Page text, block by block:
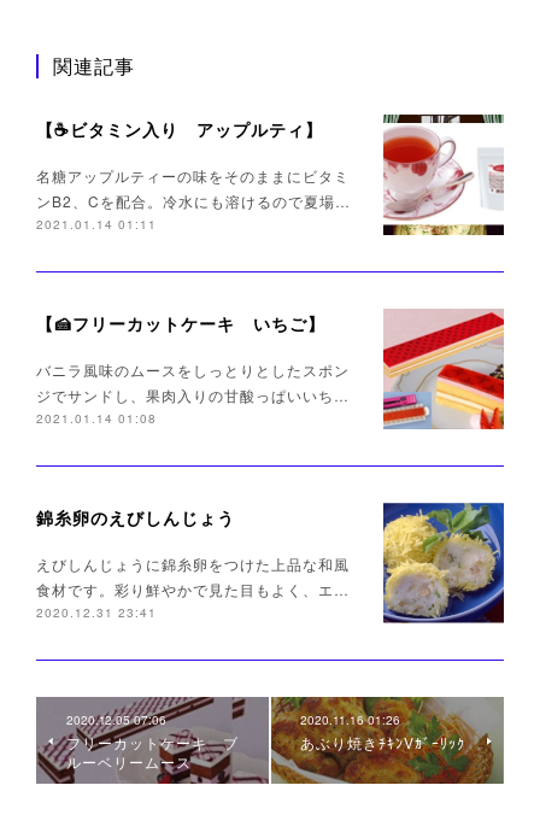
関連記事
【☕ビタミン入り アップルティ】
名糖アップルティーの味をそのままにビタミ
ンB2、Cを配合。冷水にも溶けるので夏場…
2021.01.14 01:11
【🍰フリーカットケーキ いちご】
バニラ風味のムースをしっとりとしたスポン
ジでサンドし、果肉入りの甘酸っぱいいち…
2021.01.14 01:08
錦糸卵のえびしんじょう
えびしんじょうに錦糸卵をつけた上品な和風
食材です。彩り鮮やかで見た目もよく、エ…
2020.12.31 23:41
2020.12.05 07:06
フリーカットケーキ ブ
ルーベリームース
2020.11.16 01:26
あぶり焼きﾁｷﾝVｶﾞｰﾘｯｸ